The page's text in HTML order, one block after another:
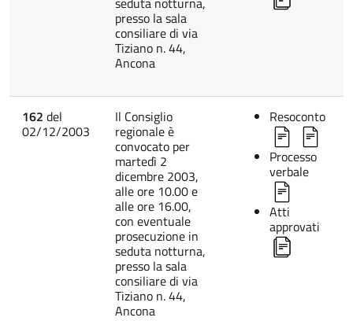
presso la sala
consiliare di via
Tiziano n. 44,
Ancona
162 del
02/12/2003
Il Consiglio
regionale è
convocato per
martedì 2
dicembre 2003,
alle ore 10.00 e
alle ore 16.00,
con eventuale
prosecuzione in
seduta notturna,
presso la sala
consiliare di via
Tiziano n. 44,
Ancona
Resoconto
Processo
verbale
Atti
approvati